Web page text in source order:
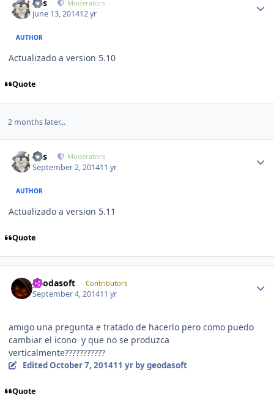
luis Moderators
June 13, 201412 yr
AUTHOR
Actualizado a version 5.10
Quote
2 months later...
luis Moderators
September 2, 201411 yr
AUTHOR
Actualizado a version 5.11
Quote
geodasoft Contributors
September 4, 201411 yr
amigo una pregunta e tratado de hacerlo pero como puedo
cambiar el icono y que no se produzca
verticalmente???????????
EditedOctober 7, 201411 yrby geodasoft
Quote